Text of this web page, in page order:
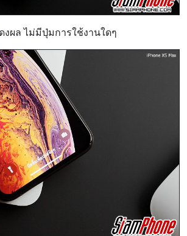
ผล ไม่มีปุ่มการใช้งานใดๆ